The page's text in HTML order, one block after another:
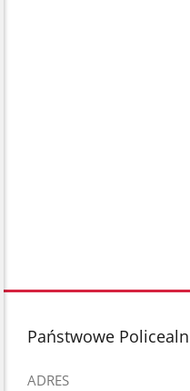
stopka
Państwowe
ADRES